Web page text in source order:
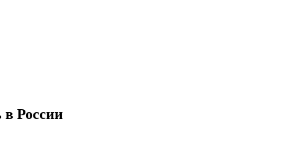
России